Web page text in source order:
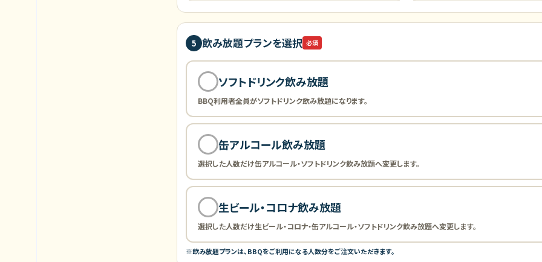
5 飲み放題プランを選択 必須
ソフトドリンク飲み放題
BBQ利用者全員がソフトドリンク飲み放題になります。
缶アルコール飲み放題
選択した人数だけ缶アルコール・ソフトドリンク飲み放題へ変更します。
生ビール・コロナ飲み放題
選択した人数だけ生ビール・コロナ・缶アルコール・ソフトドリンク飲み放題へ変更します。
※飲み放題プランは、BBQをご利用になる人数分をご注文いただきます。